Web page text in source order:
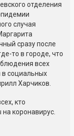
отделения
случая
сразу после
то в городе, что
всех
в социальных
Харчиков.
кто
на коронавирус.